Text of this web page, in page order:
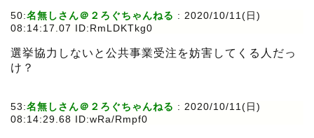
50:名無しさん＠２ろぐちゃんねる : 2020/10/11(日)
08:14:17.07 ID:RmLDKTkg0
選挙協力しないと公共事業受注を妨害してくる人だっ
け？
53:名無しさん＠２ろぐちゃんねる : 2020/10/11(日)
08:14:29.68 ID:wRa/Rmpf0